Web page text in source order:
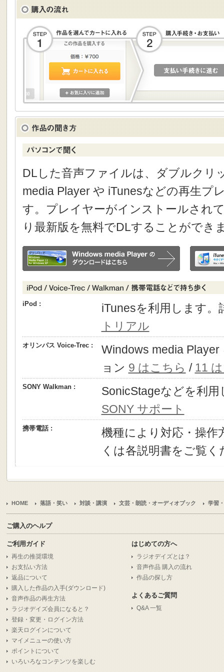
DLした音声ファイルは、ダブルクリ
media Player や iTunesなどの再生プ
す。プレイヤーがインストールされ
り最新版を無料でDLすることができ
iPod :
iTunesを利用します
トリアル
オリンパス Voice-Trec :
Windows media
ョン 9 はこちら / 11
SONY Walkman :
SonicStageなどを利
SONY サポート
携帯電話 :
機種により対応・操作
くは各説明書をご覧く
HOME 落語・笑い 対談・講演 文芸・朗読・オーディオブック 学習
ご購入のヘルプ
ご利用ガイド
再生の推奨環境
お支払い方法
返品について
購入した作品の入手(ダウンロード)
音声作品の再生方法
ラジオデイズ会員になると？
登録・変更・ログイン方法
楽天ログインについて
マイメニューの使い方
ポイントについて
いろいろなコンテンツを楽しむ
はじめての方へ
ラジオデイズとは？
音声作品 購入の流れ
作品の探し方
よくあるご質問
Q&A 一覧